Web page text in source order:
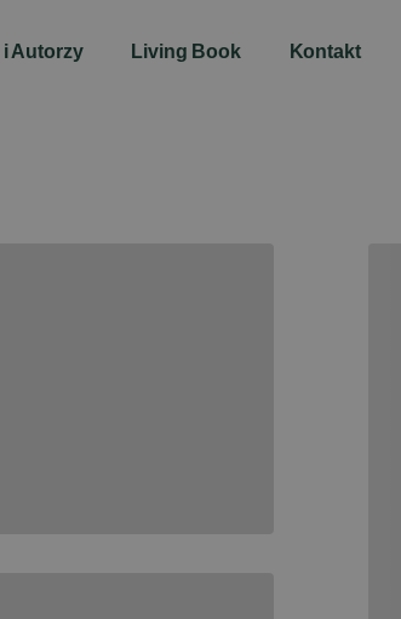
Autorzy Living Book Kontakt